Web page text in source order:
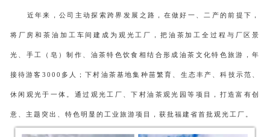
近年来，公司主动探索跨界发展之路，在做好一、二产的前提下，
将厂房和茶油加工车间建成为观光工厂，把油茶加工全过程与厂区景
光、手工（皂）制作、油茶特色饮食相结合形成油茶文化特色旅游，年
接待游客 3000多人；下村油茶基地集种苗繁育、生态丰产、科技示范、
休闲观光于一体。通过观光工厂、下村油茶观光园等项目，打造富有创
意、主题突出、特色明显的工业旅游项目，获批福建省首批观光工厂。